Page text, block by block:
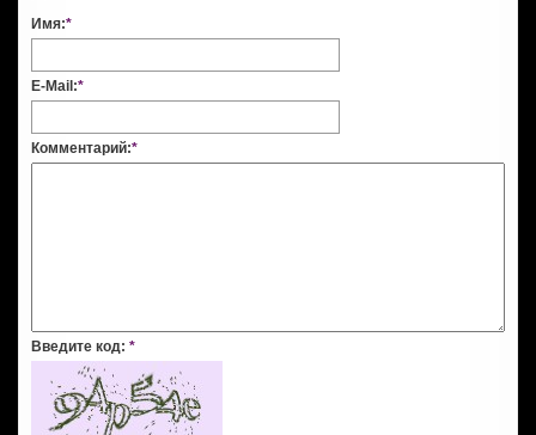
Имя:*
E-Mail:*
Комментарий:*
Введите код: *